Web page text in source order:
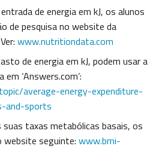
de energia em kJ, os alunos
de pesquisa no website da
www.nutritiondata.com
de energia em kJ, podem usar a
‘Answers.com’:
average-energy-expenditure-
and-sports
suas taxas metabólicas basais, os
website seguinte: www.bmi-